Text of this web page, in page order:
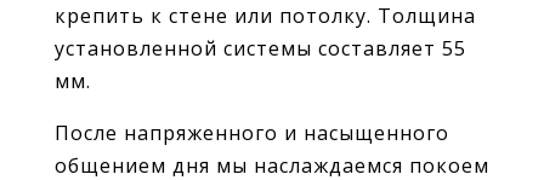
крепить к стене или потолку. Толщина
установленной системы составляет 55
мм.
После напряженного и насыщенного
общением дня мы наслаждаемся покоем